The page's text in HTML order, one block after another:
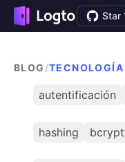
Star
BLOG /TECNOLOGÍA
autentificación
hashing bcrypt